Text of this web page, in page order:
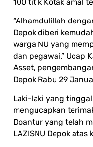
100 titik Kotak amal
“Alhamdulillah
Depok diberi
warga NU yang
dan pegawai.” Ucap
Asset,
Depok Rabu 29
Laki-laki yang
mengucapkan
Doantur yang telah
LAZISNU Depok atas